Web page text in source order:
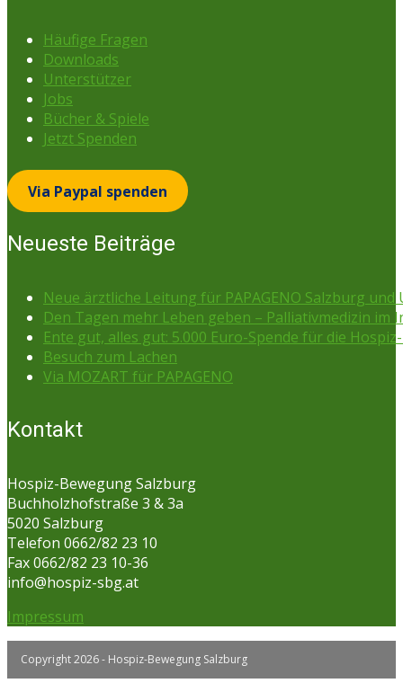
Häufige Fragen
Downloads
Unterstützer
Jobs
Bücher & Spiele
Jetzt Spenden
Via Paypal spenden
Neueste Beiträge
Neue ärztliche Leitung für PAPAGENO Salzburg und
Den Tagen mehr Leben geben – Palliativmedizin im
Ente gut, alles gut: 5.000 Euro-Spende für die
Besuch zum Lachen
Via MOZART für PAPAGENO
Kontakt
Hospiz-Bewegung Salzburg
Buchholzhofstraße 3 & 3a
5020 Salzburg
Telefon 0662/82 23 10
Fax 0662/82 23 10-36
info@hospiz-sbg.at
Impressum
Copyright 2026 - Hospiz-Bewegung Salzburg